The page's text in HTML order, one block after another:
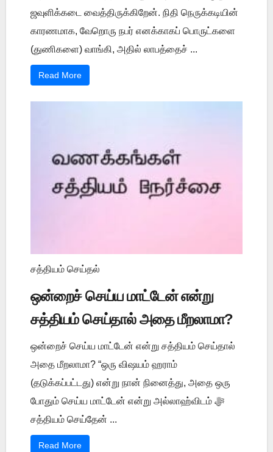
ஜவுளிக்கடை வைத்திருக்கிறேன். நிதி நெருக்கடியின்
காரணமாக, வேறொரு நபர் எனக்காகப் பொருட்களை
(துணிகளை) வாங்கி, அதில் லாபத்தைச் ...
Read More
சத்தியம் செய்தல்
ஒன்றைச் செய்ய மாட்டேன் என்று
சத்தியம் செய்தால் அதை மீறலாமா?
ஒன்றைச் செய்ய மாட்டேன் என்று சத்தியம் செய்தால்
அதை மீறலாமா? “ஒரு விஷயம் ஹராம்
(தடுக்கப்பட்டது) என்று நான் நினைத்து, அதை ஒரு
போதும் செய்ய மாட்டேன் என்று அல்லாஹ்விடம் ﷻ
சத்தியம் செய்தேன் ...
Read More